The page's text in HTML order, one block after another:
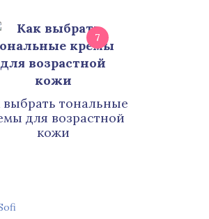
7
выбрать тональные
для возрастной
кожи